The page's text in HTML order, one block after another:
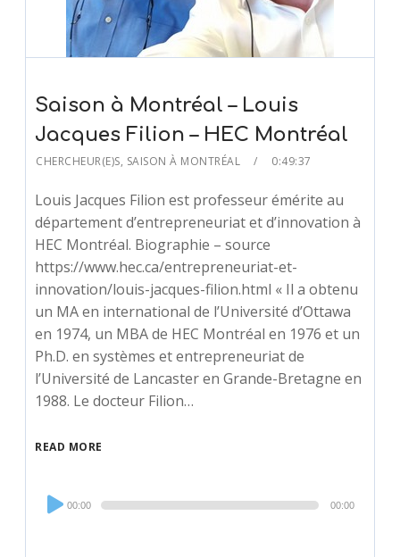
Saison à Montréal – Louis
Jacques Filion – HEC Montréal
CHERCHEUR(E)S, SAISON À MONTRÉAL 0:49:37
Louis Jacques Filion est professeur émérite au
département d’entrepreneuriat et d’innovation à
HEC Montréal. Biographie – source
https://www.hec.ca/entrepreneuriat-et-
innovation/louis-jacques-filion.html « Il a obtenu
un MA en international de l’Université d’Ottawa
en 1974, un MBA de HEC Montréal en 1976 et un
Ph.D. en systèmes et entrepreneuriat de
l’Université de Lancaster en Grande-Bretagne en
1988. Le docteur Filion…
READ MORE
Audio
Player
00:00 00:00